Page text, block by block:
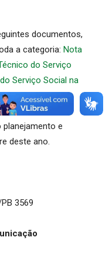
documentos,
a categoria: Nota
do Serviço
Serviço Social na
e
deste ano.
3569